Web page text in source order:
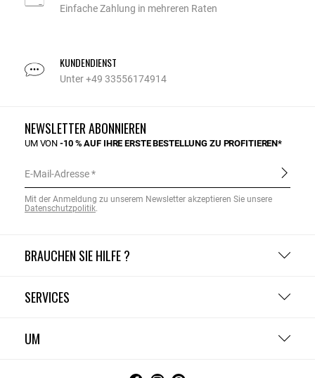
Einfache Zahlung in mehreren Raten
KUNDENDIENST
Unter +49 33556174914
BRAUCHEN SIE HILFE ?
SERVICES
UM
NEWSLETTER ABONNIEREN
UM VON-10 % AUF IHRE ERSTE BESTELLUNG ZU PROFITIEREN*
E-Mail-Adresse
Mit der Anmeldung zu unserem Newsletter akzeptieren Sie unsere
Datenschutzpolitik.